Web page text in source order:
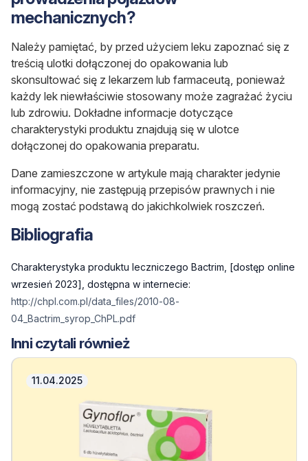
mechanicznych?
Należy pamiętać, by przed użyciem leku zapoznać się z
treścią ulotki dołączonej do opakowania lub
skonsultować się z lekarzem lub farmaceutą, ponieważ
każdy lek niewłaściwie stosowany może zagrażać życiu
lub zdrowiu. Dokładne informacje dotyczące
charakterystyki produktu znajdują się w ulotce
dołączonej do opakowania preparatu.
Dane zamieszczone w artykule mają charakter jedynie
informacyjny, nie zastępują przepisów prawnych i nie
mogą zostać podstawą do jakichkolwiek roszczeń.
Bibliografia
Charakterystyka produktu leczniczego Bactrim, [dostęp online
wrzesień 2023], dostępna w internecie:
http://chpl.com.pl/data_files/2010-08-
04_Bactrim_syrop_ChPL.pdf
Inni czytali również
11.04.2025